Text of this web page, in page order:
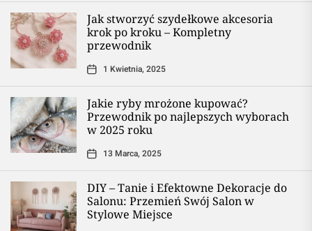
Jak stworzyć szydełkowe akcesoria
krok po kroku – Kompletny
przewodnik
1 Kwietnia, 2025
Jakie ryby mrożone kupować?
Przewodnik po najlepszych wyborach
w 2025 roku
13 Marca, 2025
DIY – Tanie i Efektowne Dekoracje do
Salonu: Przemień Swój Salon w
Stylowe Miejsce